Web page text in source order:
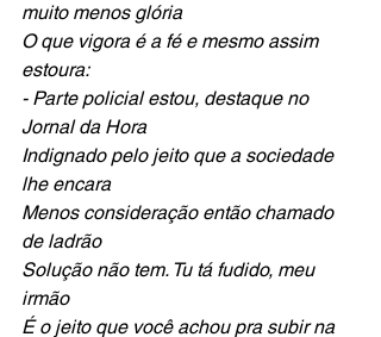
muito menos glória
O que vigora é a fé e mesmo assim
estoura:
- Parte policial estou, destaque no
Jornal da Hora
Indignado pelo jeito que a sociedade
lhe encara
Menos consideração então chamado
de ladrão
Solução não tem. Tu tá fudido, meu
irmão
É o jeito que você achou pra subir na